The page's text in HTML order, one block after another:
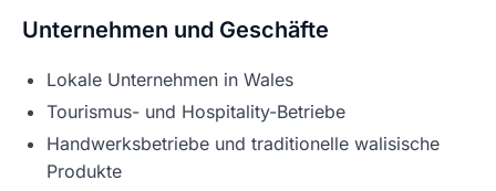
Unternehmen und Geschäfte
Lokale Unternehmen in Wales
Tourismus- und Hospitality-Betriebe
Handwerksbetriebe und traditionelle walisische
Produkte